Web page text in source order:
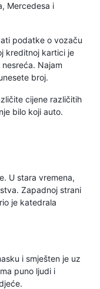
Mercedesa i
podatke o vozaču
kreditnoj kartici je
Najam
broj.
cijene različitih
bilo koji auto.
U stara vremena,
Zapadnoj strani
je katedrala
i smješten je uz
puno ljudi i